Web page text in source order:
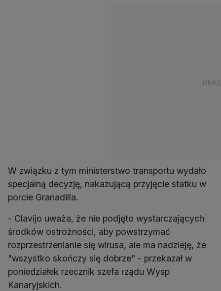
W związku z tym ministerstwo transportu wydało
specjalną decyzję, nakazującą przyjęcie statku w
porcie Granadilla.
- Clavijo uważa, że nie podjęto wystarczających
środków ostrożności, aby powstrzymać
rozprzestrzenianie się wirusa, ale ma nadzieję, że
"wszystko skończy się dobrze" - przekazał w
poniedziałek rzecznik szefa rządu Wysp
Kanaryjskich.